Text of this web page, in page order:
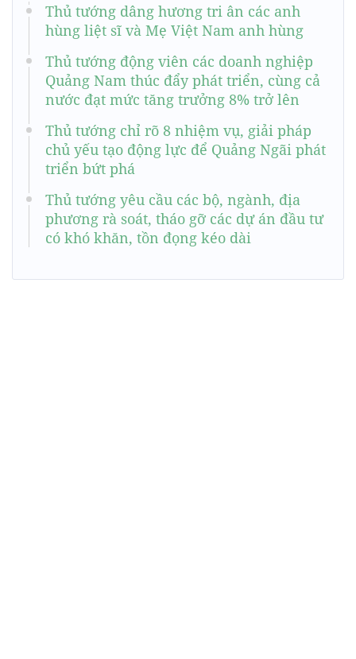
Thủ tướng dâng hương tri ân các anh
hùng liệt sĩ và Mẹ Việt Nam anh hùng
Thủ tướng động viên các doanh nghiệp
Quảng Nam thúc đẩy phát triển, cùng cả
nước đạt mức tăng trưởng 8% trở lên
Thủ tướng chỉ rõ 8 nhiệm vụ, giải pháp
chủ yếu tạo động lực để Quảng Ngãi phát
triển bứt phá
Thủ tướng yêu cầu các bộ, ngành, địa
phương rà soát, tháo gỡ các dự án đầu tư
có khó khăn, tồn đọng kéo dài